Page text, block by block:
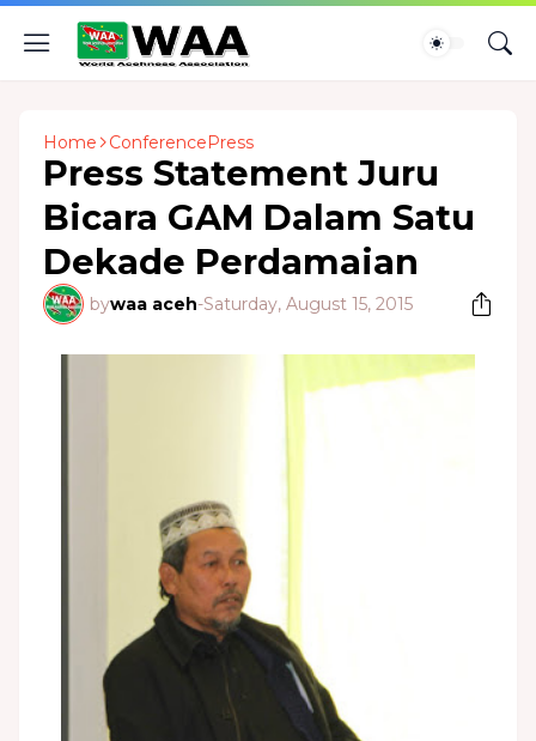
Home ConferencePress
Press Statement Juru
Bicara GAM Dalam Satu
Dekade Perdamaian
bywaa aceh-Saturday, August 15, 2015